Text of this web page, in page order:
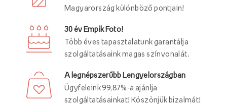
Magyarország különböző pontjain!
30 év Empik Foto!
Több éves tapasztalatunk garantálja
szolgáltatásaink magas színvonalát.
A legnépszerűbb Lengyelországban
Ügyfeleink 99,87%-a ajánlja
szolgáltatásainkat! Köszönjük bizalmát!